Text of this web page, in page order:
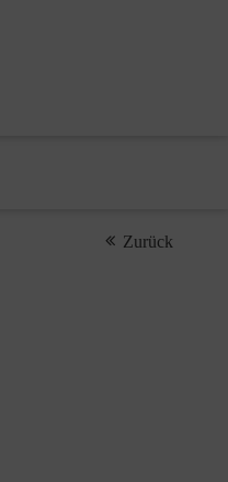
Zurück